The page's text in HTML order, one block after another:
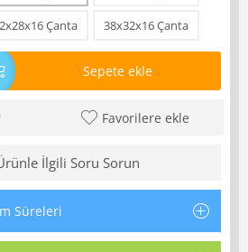
Çanta 38x32x16 Çanta
Sepete ekle
Favorilere ekle
İlgili Soru Sorun
Süreleri